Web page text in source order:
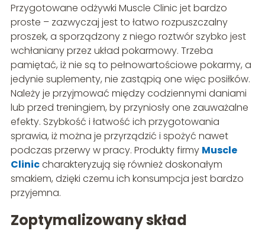
Przygotowane odżywki Muscle Clinic jet bardzo
proste – zazwyczaj jest to łatwo rozpuszczalny
proszek, a sporządzony z niego roztwór szybko jest
wchłaniany przez układ pokarmowy. Trzeba
pamiętać, iż nie są to pełnowartościowe pokarmy, a
jedynie suplementy, nie zastąpią one więc posiłków.
Należy je przyjmować między codziennymi daniami
lub przed treningiem, by przyniosły one zauważalne
efekty. Szybkość i łatwość ich przygotowania
sprawia, iż można je przyrządzić i spożyć nawet
podczas przerwy w pracy. Produkty firmy Muscle
Cliniccharakteryzują się również doskonałym
smakiem, dzięki czemu ich konsumpcja jest bardzo
przyjemna.
Zoptymalizowany skład